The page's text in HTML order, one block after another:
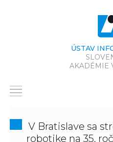
ÚSTAV
AKADÉMIE
V Bratislave sa
robotike na 35.